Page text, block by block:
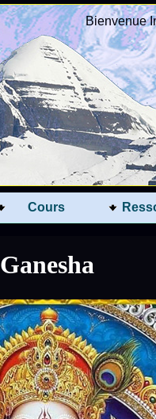
Bienvenue
Cours
Ganesha